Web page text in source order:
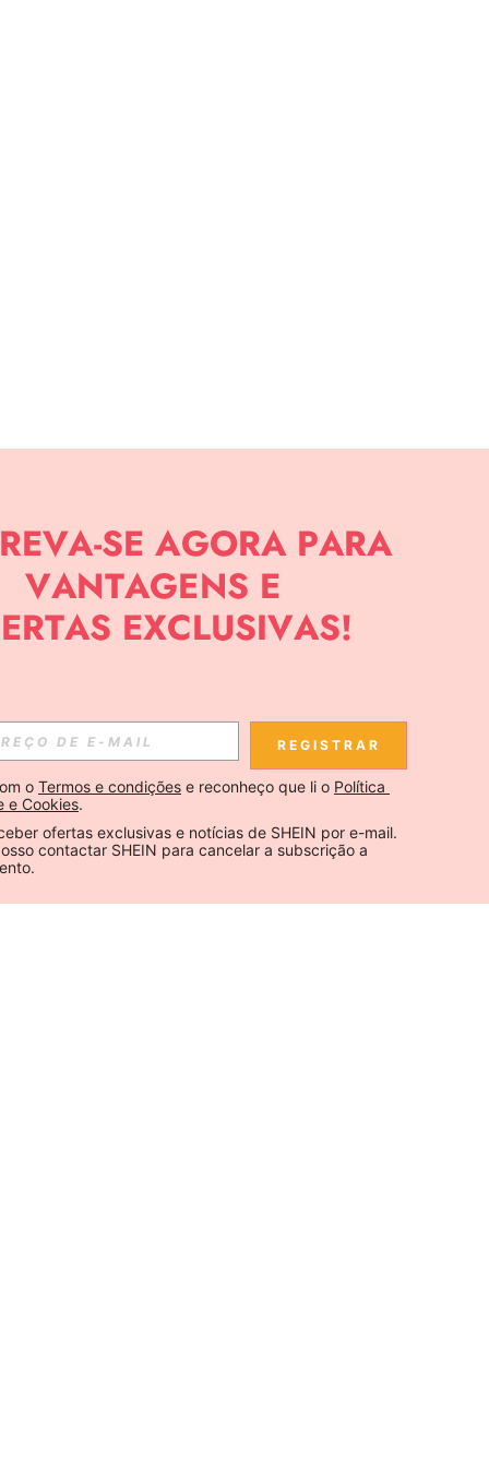
REGISTRAR
o Termos e condições e reconheço que li o Política
e Cookies.
ofertas exclusivas e notícias de SHEIN por e-mail.
contactar SHEIN para cancelar a subscrição a